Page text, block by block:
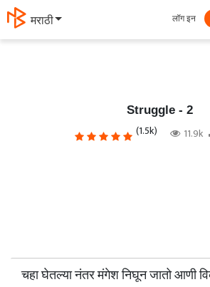
தமிழ் लॉग इन
Struggle - 2
(1.5k) 11.9k
चहा घेतल्या नंतर मंगेश निघून जातो आणी